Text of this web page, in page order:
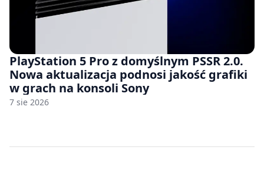
PlayStation 5 Pro z domyślnym PSSR 2.0.
Nowa aktualizacja podnosi jakość grafiki
w grach na konsoli Sony
7 sie 2026